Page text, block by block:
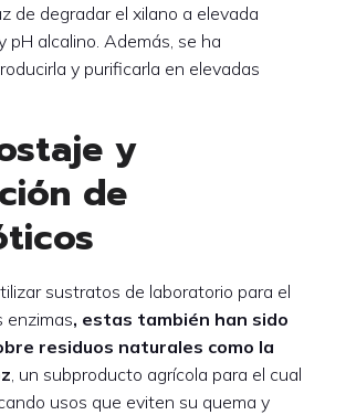
de degradar el xilano a elevada
pH alcalino. Además, se ha
y purificarla en elevadas
y
de
sustratos de laboratorio para el
enzimas, estas también han sido
residuos naturales como la
, un subproducto agrícola para el cual
usos que eviten su quema y